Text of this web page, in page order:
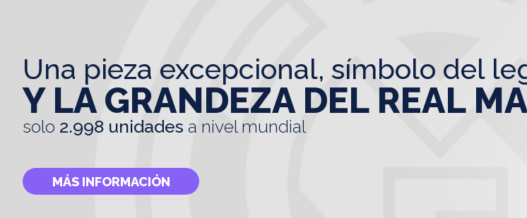
una pieza excepcional, símbolo del
Y LA GRANDEZA DEL REAL
solo 2.998 unidades a nivel mundial
MÁS INFORMACIÓN